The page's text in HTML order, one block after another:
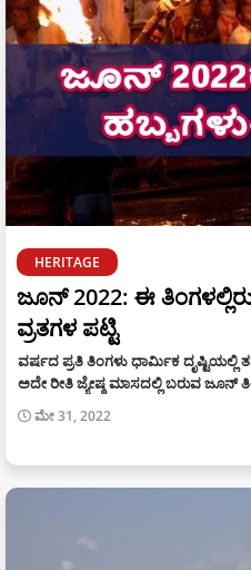
HERITAGE
ಜೂನ್ 2022: ಈ
ವ್ರತಗಳ ಪಟ್ಟಿ
ವರ್ಷದ ಪ್ರತಿ ತಿಂಗಳು ಧಾರ್ಮಿಕ ದೃಷ್ಟಿಯಲ್ಲಿ
ಅದೇ ರೀತಿ ಜ್ಯೇಷ್ಠ ಮಾಸದಲ್ಲಿ ಬರುವ ಜೂನ್‌
ಮೇ 31, 2022